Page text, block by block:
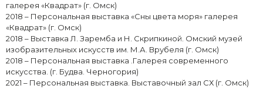
галерея «Квадрат» (г. Омск)
2018 – Персональная выставка «Сны цвета моря» галерея
«Квадрат» (г. Омск)
2018 – Выставка Л. Заремба и Н. Скрипкиной. Омский музей
изобразительных искусств им. М.А. Врубеля (г. Омск)
2018 – Персональная выставка .Галерея современного
искусства. (г. Будва. Черногория)
2021 – Персональная выставка. Выставочный зал СХ (г. Омск)